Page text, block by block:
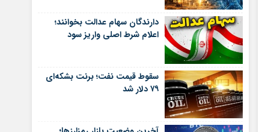
دارندگان سهام عدالت بخوانند؛
اعلام شرط اصلی واریز سود
سقوط قیمت نفت؛ برنت بشکه‌ای
۷۹ دلار شد